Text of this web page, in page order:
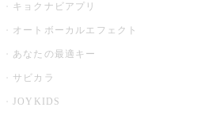
キョクナビアプリ
オートボーカルエフェクト
あなたの最適キー
サビカラ
JOYKIDS